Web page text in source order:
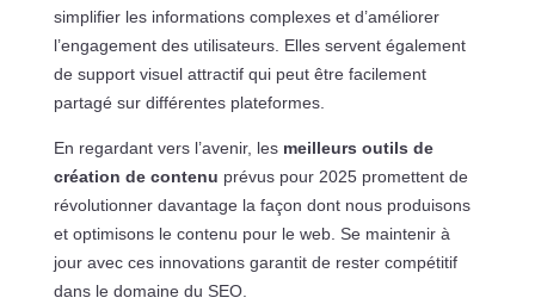
simplifier les informations complexes et d’améliorer
l’engagement des utilisateurs. Elles servent également
de support visuel attractif qui peut être facilement
partagé sur différentes plateformes.
En regardant vers l’avenir, les meilleurs outils de
création de contenu prévus pour 2025 promettent de
révolutionner davantage la façon dont nous produisons
et optimisons le contenu pour le web. Se maintenir à
jour avec ces innovations garantit de rester compétitif
dans le domaine du SEO.